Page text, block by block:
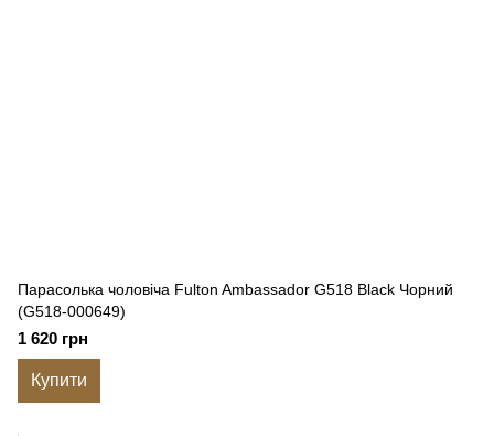
Парасолька чоловіча Fulton Ambassador G518 Black Чорний
(G518-000649)
1 620 грн
Купити